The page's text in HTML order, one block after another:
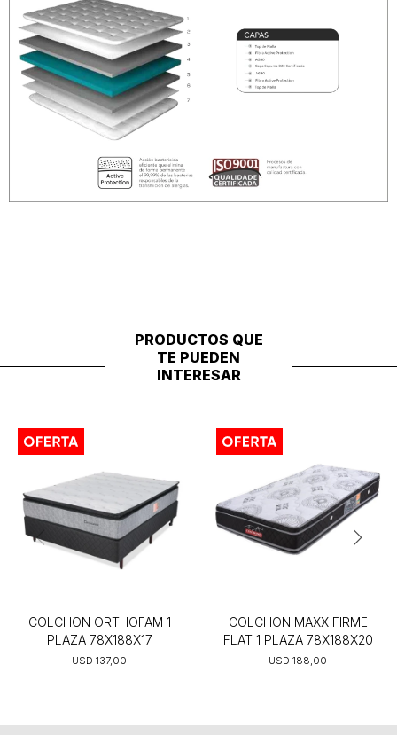
PRODUCTOS QUE
TE PUEDEN
INTERESAR
COLCHON ORTHOFAM 1
PLAZA 78X188X17
USD 137,00
COLCHON MAXX FIRME
FLAT 1 PLAZA 78X188X20
USD 188,00